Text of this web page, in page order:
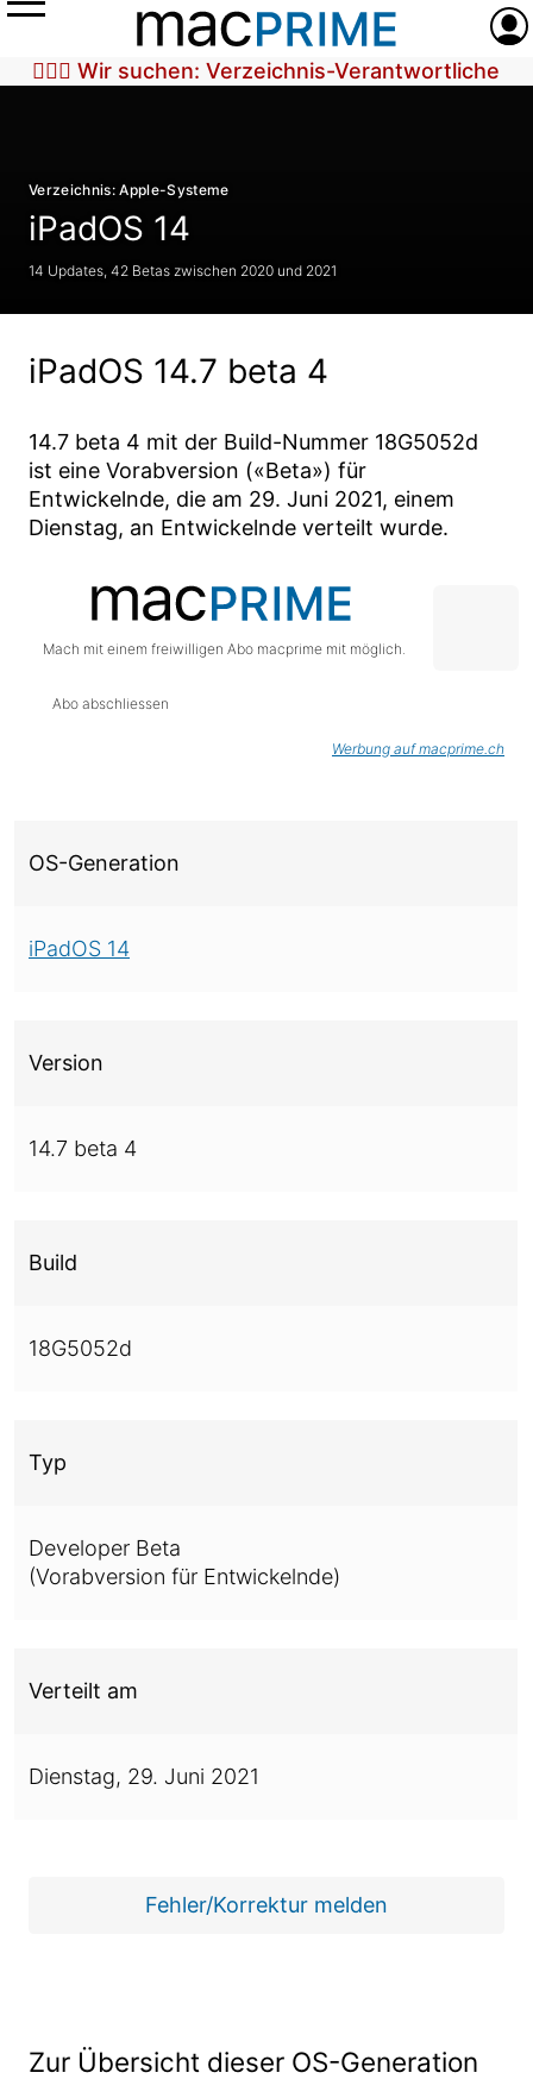
Menü
🕵🏼‍♀️ Wir suchen: Verzeichnis-Verantwortliche
Verzeichnis: Apple-Systeme
iPadOS 14
14 Updates, 42 Betas zwischen 2020 und 2021
iPadOS 14.7 beta 4
14.7 beta 4 mit der Build-Nummer 18G5052d
ist eine Vorabversion («Beta») für
Entwickelnde, die am 29. Juni 2021, einem
Dienstag, an Entwickelnde verteilt wurde.
Mach mit einem freiwilligen Abo macprime mit möglich.
Abo abschliessen
Werbung auf macprime.ch
OS-Generation
iPadOS 14
Version
14.7 beta 4
Build
18G5052d
Typ
Developer Beta
(Vorabversion für Entwickelnde)
Verteilt am
Dienstag, 29. Juni 2021
Fehler/Korrektur melden
Zur Übersicht dieser OS-Generation